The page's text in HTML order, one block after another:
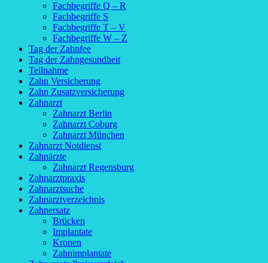
Fachbegriffe Q – R
Fachbegriffe S
Fachbegriffe T – V
Fachbegriffe W – Z
Tag der Zahnfee
Tag der Zahngesundheit
Teilnahme
Zahn Versicherung
Zahn Zusatzversicherung
Zahnarzt
Zahnarzt Berlin
Zahnarzt Coburg
Zahnarzt München
Zahnarzt Notdienst
Zahnärzte
Zahnarzt Regensburg
Zahnarztpraxis
Zahnarztsuche
Zahnarztverzeichnis
Zahnersatz
Brücken
Implantate
Kronen
Zahnimplantate